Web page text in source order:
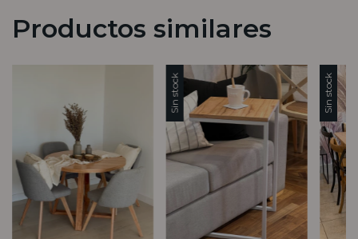
Productos similares
Sin stock Sin stock